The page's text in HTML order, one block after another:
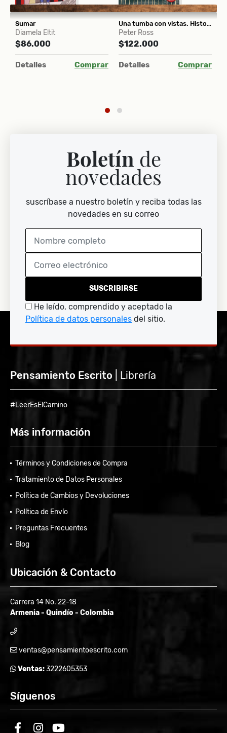
Sumar
Diamela Eltit
$86.000
Detalles Comprar
Una tumba con vistas. Historias y glorias de cementerios
Peter Ross
$122.000
Detalles Comprar
Boletín de
novedades
suscríbase a nuestro boletín y reciba todas las
novedades en su correo
SUSCRIBIRSE
He leído, comprendido y aceptado la
Política de datos personales del sitio.
Pensamiento Escrito | Librería
#LeerEsElCamino
Más información
Términos y Condiciones de Compra
Tratamiento de Datos Personales
Política de Cambios y Devoluciones
Política de Envío
Preguntas Frecuentes
Blog
Ubicación & Contacto
Carrera 14 No. 22-18
Armenia - Quindío - Colombia
ventas@pensamientoescrito.com
Ventas:3222605353
Síguenos
facebookinstagramyoutube